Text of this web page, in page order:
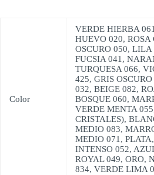
Color
VERDE HIERBA
HUEVO 020,
OSCURO 050,
FUCSIA 041,
TURQUESA 066,
425, GRIS
032, BEIGE 082,
BOSQUE 060,
VERDE MENTA
CRISTALES),
MEDIO 083,
MEDIO 071,
INTENSO 052,
ROYAL 049, ORO,
834, VERDE LIMA